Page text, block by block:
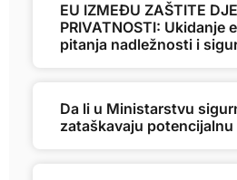
EU IZMEĐU ZAŠTITE
PRIVATNOSTI: Ukidanje
pitanja nadležnosti i
Da li u Ministarstvu
zataškavaju potencijalnu